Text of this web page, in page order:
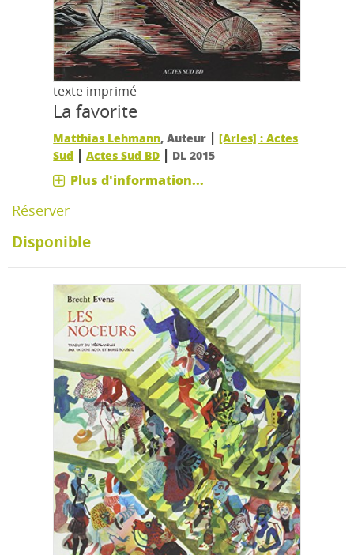
texte imprimé
La favorite
Matthias Lehmann, Auteur |[Arles] : Actes
Sud |Actes Sud BD | DL 2015
Plus d'information...
Réserver
Disponible